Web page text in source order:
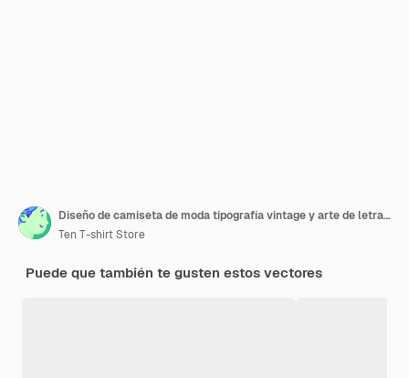
Diseño de camiseta de moda tipografía vintage y arte de letras retr
Ten T-shirt Store
Puede que también te gusten estos vectores